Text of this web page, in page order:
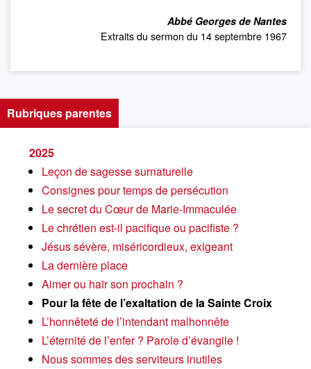
Abbé Georges de Nantes
Extraits du sermon du 14 septembre 1967
Rubriques parentes
2025
Leçon de sagesse surnaturelle
Consignes pour temps de persécution
Le secret du Cœur de Marie-Immaculée
Le chrétien est-il pacifique ou pacifiste ?
Jésus sévère, miséricordieux, exigeant
La dernière place
Aimer ou haïr son prochain ?
Pour la fête de l’exaltation de la Sainte Croix
L’honnêteté de l’intendant malhonnête
L’éternité de l’enfer ? Parole d’évangile !
Nous sommes des serviteurs inutiles